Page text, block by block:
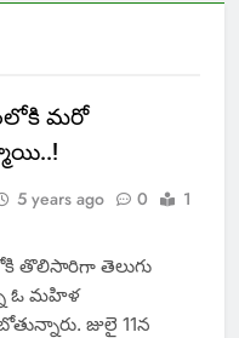
మరో
5 years ago 0
1
తొలిసారిగా తెలుగు
ఓ మహిళ
జులై 11న